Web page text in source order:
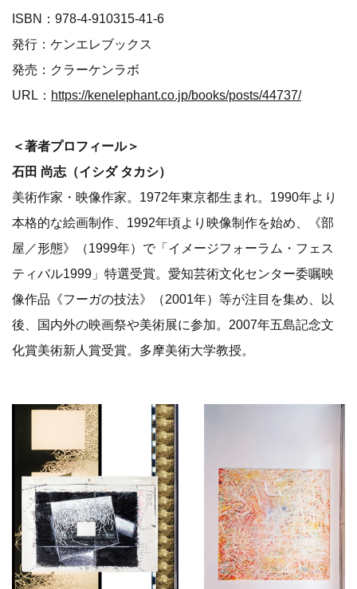
ISBN：978-4-910315-41-6
発行：ケンエレブックス
発売：クラーケンラボ
URL： https://kenelephant.co.jp/books/posts/44737/
＜著者プロフィール＞
石田 尚志（イシダ タカシ）
美術作家・映像作家。1972年東京都生まれ。1990年より
本格的な絵画制作、1992年頃より映像制作を始め、《部
屋／形態》（1999年）で「イメージフォーラム・フェス
ティバル1999」特選受賞。愛知芸術文化センター委嘱映
像作品《フーガの技法》（2001年）等が注目を集め、以
後、国内外の映画祭や美術展に参加。2007年五島記念文
化賞美術新人賞受賞。多摩美術大学教授。